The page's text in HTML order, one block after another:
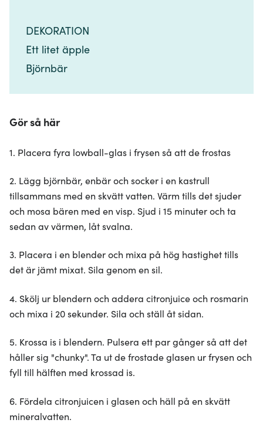
DEKORATION​​​​‌ ‍ ​‍​‍‌‍ ‌ ​‍‌‍‍‌‌‍‌ ‌‍‍‌‌‍ ‍​‍​‍​ ‍‍​‍​‍‌ ​ ‌‍​‌‌‍ ‍‌‍‍‌‌ ‌​‌ ‍‌​‍ ‍‌‍‍‌‌‍ ​‍​‍​‍ ​​‍​‍‌‍‍​‌ ​‍‌‍‌‌‌‍‌‍​‍​‍​ ‍‍​‍​‍‌‍‍​‌ ‌​‌ ‌​‌ ​​‌ ​ ​ ‍‍​‍ ​‍ ‌‍​ ‌‍ ‌‌ ​ ​‍ ‍‌‍​ ‌‍‌‌‌ ​‍‌ ‌‍‌‍‌‌‌ ​‍‌‍​‌​‍ ‍‌ ​ ‌‍‌‌​‍ ‌ ​​‌ ​‍‌‍ ‌‍‌​‌ ‌‌‌‍​ ‌ ‌​‌‍‍‌‌‍ ‌‍ ‍​‍ ‌‍‍‌‌‍ ‍‌ ‌​‌‍‌‌‌‍ ‍‌ ‌​​‍ ‌‍‌‌‌‍‌​‌‍‍‌‌ ‌​​‍ ‌‍ ‌‌‍ ‌‍‌​‌‍‌‌​ ‌‌ ​​‌ ​‍‌‍‌‌‌ ​ ‌‍‌‌‌‍ ‍‌ ‌​‌‍​‌‌ ‌​‌‍‍‌‌‍ ‌‍ ‍​ ‍ ‌‍‍‌‌‍‌​​ ‌​ ‌​​ ​‍​ ‌ ​ ​ ​ ‌‌‌‍​‍​ ‌‌​ ​ ​‍ ‌​ ​‌​ ‍​‌‍​ ​ ‌‌​‍ ‌​ ‌​​ ​‍‌‍​‌‌‍​‍​‍ ‌​ ‍​​ ​‌‌‍​‍‌‍‌‍​‍ ‌‌‍‌‌​ ‌​​ ​ ‌‍​‌​ ​​‌‍​‌​ ​ ‌‍‌‌​ ‌ ​ ‌​‌‍​ ‌‍‌​​ ‍ ‌ ‌​‌ ‍‌‌ ​​‌‍‌‌​ ‌‌ ​​‌‍​‌‌‍‌ ‌‍‌‌​ ‍ ‌ ​​‌‍​‌‌ ‌​‌‍‍​​ ‌‌‍​‍‌‍ ​‌‍ ‌‍​ ‌‍‍ ‌ ​ ​‍‌‌​ ‌‌‌​​‍‌‌ ‌‍‍ ‌‍‌‌‌ ‍‌​‍‌‌​ ​ ‌​‌​​‍‌‌​ ​ ‌​‌​​‍‌‌​ ​‍​ ​‍​ ​​​ ‌​‌‍‌‍​ ‌ ‌‍​ ​ ‌​‌‍​‍‌‍​‍​‍ ‌​ ‍‌‌‍‌‍​ ​‌‌‍‌​​‍ ‌​ ‌​​ ​‌​ ‌‍​ ‍‌​‍ ‌‌‍​‍‌‍‌‍‌‍​‍​ ‍​​‍ ‌​ ‍‌​ ‍‌​ ​‍‌‍​‌​ ‍‌​ ​ ​ ‌​​ ‌‌‌‍‌‌‌‍‌‍‌‍‌​​ ‌​​‍‌‌​ ​‍​ ​‍​‍‌‌​ ‌‌‌​‌​​‍ ‍‌‍​ ‌‍ ‌‍ ​‌ ‌‌‌‍ ‌‌‍ ‍‌ ​ ​‍‌‌​ ‌‌‌​​‍‌‌ ‌‍‍ ‌‍‌‌‌ ‍‌​‍‌‌​ ​ ‌​‌​​‍‌‌​ ​ ‌​‌​​‍‌‌​ ​‍​ ​‍​ ​‍​ ​‌​ ​‍​ ‍​​ ​‍‌‍​‍​ ‌​​ ​ ‌‍​‌​ ‌​​ ​‌​ ​ ​‍‌‌​ ​‍​ ​‍​‍‌‌​ ‌‌‌​‌​​‍ ‍‌‍‍‌‌ ‌​‌‍‌‌‌‍ ‌‌ ​ ​‍‌‌​ ‌‌‌​​‍​ ​‌​ ​​​‍‌‌​ ‌‌‌​‌​​ ‌‍​‍‌‍​‌‌ ​ ‌‍‌‌‌‌‌‌‌ ​‍‌‍ ​​ ‌‌‍‍​‌ ‌​‌ ‌​‌ ​​‌ ​ ​‍‌‌​ ​ ‌​​‌​‍‌‌​ ​‍‌​‌‍​‍‌‌​ ​‍‌​‌‍‌‍​ ‌‍ ‌‌ ​ ​‍ ‍‌‍​ ‌‍‌‌‌ ​‍‌ ‌‍‌‍‌‌‌ ​‍‌‍​‌​‍ ‍‌ ​ ‌‍‌‌​‍‌‍‌‍‍‌‌‍‌​​ ‌​ ‌​​ ​‍​ ‌ ​ ​ ​ ‌‌‌‍​‍​ ‌‌​ ​ ​‍ ‌​ ​‌​ ‍​‌‍​ ​ ‌‌​‍ ‌​ ‌​​ ​‍‌‍​‌‌‍​‍​‍ ‌​ ‍​​ ​‌‌‍​‍‌‍‌‍​‍ ‌‌‍‌‌​ ‌​​ ​ ‌‍​‌​ ​​‌‍​‌​ ​ ‌‍‌‌​ ‌ ​ ‌​‌‍​ ‌‍‌​​‍‌‍‌ ‌​‌ ‍‌‌ ​​‌‍‌‌​ ‌‌ ​​‌‍​‌‌‍‌ ‌‍‌‌​‍‌‍‌ ​​‌‍​‌‌ ‌​‌‍‍​​ ‌‌‍​‍‌‍ ​‌‍ ‌‍​ ‌‍‍ ‌ ​ ​‍‌‌​ ‌‌‌​​‍‌‌ ‌‍‍ ‌‍‌‌‌ ‍‌​‍‌‌​ ​ ‌​‌​​‍‌‌​ ​ ‌​‌​​‍‌‌​ ​‍​ ​‍​ ​​​ ‌​‌‍‌‍​ ‌ ‌‍​ ​ ‌​‌‍​‍‌‍​‍​‍ ‌​ ‍‌‌‍‌‍​ ​‌‌‍‌​​‍ ‌​ ‌​​ ​‌​ ‌‍​ ‍‌​‍ ‌‌‍​‍‌‍‌‍‌‍​‍​ ‍​​‍ ‌​ ‍‌​ ‍‌​ ​‍‌‍​‌​ ‍‌​ ​ ​ ‌​​ ‌‌‌‍‌‌‌‍‌‍‌‍‌​​ ‌​​‍‌‌​ ​‍​ ​‍​‍‌‌​ ‌‌‌​‌​​‍ ‍‌‍​ ‌‍ ‌‍ ​‌ ‌‌‌‍ ‌‌‍ ‍‌ ​ ​‍‌‌​ ‌‌‌​​‍‌‌ ‌‍‍ ‌‍‌‌‌ ‍‌​‍‌‌​ ​ ‌​‌​​‍‌‌​ ​ ‌​‌​​‍‌‌​ ​‍​ ​‍​ ​‍​ ​‌​ ​‍​ ‍​​ ​‍‌‍​‍​ ‌​​ ​ ‌‍​‌​ ‌​​ ​‌​ ​ ​‍‌‌​ ​‍​ ​‍​‍‌‌​ ‌‌‌​‌​​‍ ‍‌‍‍‌‌ ‌​‌‍‌‌‌‍ ‌‌ ​ ​‍‌‌​ ‌‌‌​​‍​ ​‌​ ​​​‍‌‌​ ‌‌‌​‌​​‍‌‍‌ ‌ ‌‍ ‌ ​‍‌‍‍ ‌ ​ ‌ ​​‌‍​‌‌‍​ ‌‍‌‌​ ‌‌ ​​‌ ​‍‌‍ ‌‍‌​‌ ‌‌‌‍​ ‌ ‌​‌‍‍‌‌‍ ‌‍ ‍​‍‌‍‌ ​​‌‍‌‌‌ ​‍‌ ​ ‌ ​​‌‍‌‌‌‍​ ‌ ‌​‌‍‍‌‌ ‌‍‌‍‌‌​ ‌‌ ​​‌ ‌‌‌‍​‍‌‍ ​‌‍‍‌‌ ​ ‌‍‍​‌‍‌‌‌‍‌​​‍​‍‌ ‌
Ett litet äpple​​​​‌ ‍ ​‍​‍‌‍ ‌ ​‍‌‍‍‌‌‍‌ ‌‍‍‌‌‍ ‍​‍​‍​ ‍‍​‍​‍‌ ​ ‌‍​‌‌‍ ‍‌‍‍‌‌ ‌​‌ ‍‌​‍ ‍‌‍‍‌‌‍ ​‍​‍​‍ ​​‍​‍‌‍‍​‌ ​‍‌‍‌‌‌‍‌‍​‍​‍​ ‍‍​‍​‍‌‍‍​‌ ‌​‌ ‌​‌ ​​‌ ​ ​ ‍‍​‍ ​‍ ‌‍​ ‌‍ ‌‌ ​ ​‍ ‍‌‍​ ‌‍‌‌‌ ​‍‌ ‌‍‌‍‌‌‌ ​‍‌‍​‌​‍ ‍‌ ​ ‌‍‌‌​‍ ‌ ​​‌ ​‍‌‍ ‌‍‌​‌ ‌‌‌‍​ ‌ ‌​‌‍‍‌‌‍ ‌‍ ‍​‍ ‌‍‍‌‌‍ ‍‌ ‌​‌‍‌‌‌‍ ‍‌ ‌​​‍ ‌‍‌‌‌‍‌​‌‍‍‌‌ ‌​​‍ ‌‍ ‌‌‍ ‌‍‌​‌‍‌‌​ ‌‌ ​​‌ ​‍‌‍‌‌‌ ​ ‌‍‌‌‌‍ ‍‌ ‌​‌‍​‌‌ ‌​‌‍‍‌‌‍ ‌‍ ‍​ ‍ ‌‍‍‌‌‍‌​​ ‌​ ‌​​ ​‍​ ‌ ​ ​ ​ ‌‌‌‍​‍​ ‌‌​ ​ ​‍ ‌​ ​‌​ ‍​‌‍​ ​ ‌‌​‍ ‌​ ‌​​ ​‍‌‍​‌‌‍​‍​‍ ‌​ ‍​​ ​‌‌‍​‍‌‍‌‍​‍ ‌‌‍‌‌​ ‌​​ ​ ‌‍​‌​ ​​‌‍​‌​ ​ ‌‍‌‌​ ‌ ​ ‌​‌‍​ ‌‍‌​​ ‍ ‌ ‌​‌ ‍‌‌ ​​‌‍‌‌​ ‌‌ ​​‌‍​‌‌‍‌ ‌‍‌‌​ ‍ ‌ ​​‌‍​‌‌ ‌​‌‍‍​​ ‌‌‍​‍‌‍ ​‌‍ ‌‍​ ‌‍‍ ‌ ​ ​‍‌‌​ ‌‌‌​​‍‌‌ ‌‍‍ ‌‍‌‌‌ ‍‌​‍‌‌​ ​ ‌​‌​​‍‌‌​ ​ ‌​‌​​‍‌‌​ ​‍​ ​‍​ ​​​ ‌​‌‍‌‍​ ‌ ‌‍​ ​ ‌​‌‍​‍‌‍​‍​‍ ‌​ ‍‌‌‍‌‍​ ​‌‌‍‌​​‍ ‌​ ‌​​ ​‌​ ‌‍​ ‍‌​‍ ‌‌‍​‍‌‍‌‍‌‍​‍​ ‍​​‍ ‌​ ‍‌​ ‍‌​ ​‍‌‍​‌​ ‍‌​ ​ ​ ‌​​ ‌‌‌‍‌‌‌‍‌‍‌‍‌​​ ‌​​‍‌‌​ ​‍​ ​‍​‍‌‌​ ‌‌‌​‌​​‍ ‍‌‍​ ‌‍ ‌‍ ​‌ ‌‌‌‍ ‌‌‍ ‍‌ ​ ​‍‌‌​ ‌‌‌​​‍‌‌ ‌‍‍ ‌‍‌‌‌ ‍‌​‍‌‌​ ​ ‌​‌​​‍‌‌​ ​ ‌​‌​​‍‌‌​ ​‍​ ​‍​ ​‍​ ​‌​ ​‍​ ‍​​ ​‍‌‍​‍​ ‌​​ ​ ‌‍​‌​ ‌​​ ​‌​ ​ ​‍‌‌​ ​‍​ ​‍​‍‌‌​ ‌‌‌​‌​​‍ ‍‌‍‍‌‌ ‌​‌‍‌‌‌‍ ‌‌ ​ ​‍‌‌​ ‌‌‌​​‍​ ​‌​ ​‌​‍‌‌​ ‌‌‌​‌​​ ‌‍​‍‌‍​‌‌ ​ ‌‍‌‌‌‌‌‌‌ ​‍‌‍ ​​ ‌‌‍‍​‌ ‌​‌ ‌​‌ ​​‌ ​ ​‍‌‌​ ​ ‌​​‌​‍‌‌​ ​‍‌​‌‍​‍‌‌​ ​‍‌​‌‍‌‍​ ‌‍ ‌‌ ​ ​‍ ‍‌‍​ ‌‍‌‌‌ ​‍‌ ‌‍‌‍‌‌‌ ​‍‌‍​‌​‍ ‍‌ ​ ‌‍‌‌​‍‌‍‌‍‍‌‌‍‌​​ ‌​ ‌​​ ​‍​ ‌ ​ ​ ​ ‌‌‌‍​‍​ ‌‌​ ​ ​‍ ‌​ ​‌​ ‍​‌‍​ ​ ‌‌​‍ ‌​ ‌​​ ​‍‌‍​‌‌‍​‍​‍ ‌​ ‍​​ ​‌‌‍​‍‌‍‌‍​‍ ‌‌‍‌‌​ ‌​​ ​ ‌‍​‌​ ​​‌‍​‌​ ​ ‌‍‌‌​ ‌ ​ ‌​‌‍​ ‌‍‌​​‍‌‍‌ ‌​‌ ‍‌‌ ​​‌‍‌‌​ ‌‌ ​​‌‍​‌‌‍‌ ‌‍‌‌​‍‌‍‌ ​​‌‍​‌‌ ‌​‌‍‍​​ ‌‌‍​‍‌‍ ​‌‍ ‌‍​ ‌‍‍ ‌ ​ ​‍‌‌​ ‌‌‌​​‍‌‌ ‌‍‍ ‌‍‌‌‌ ‍‌​‍‌‌​ ​ ‌​‌​​‍‌‌​ ​ ‌​‌​​‍‌‌​ ​‍​ ​‍​ ​​​ ‌​‌‍‌‍​ ‌ ‌‍​ ​ ‌​‌‍​‍‌‍​‍​‍ ‌​ ‍‌‌‍‌‍​ ​‌‌‍‌​​‍ ‌​ ‌​​ ​‌​ ‌‍​ ‍‌​‍ ‌‌‍​‍‌‍‌‍‌‍​‍​ ‍​​‍ ‌​ ‍‌​ ‍‌​ ​‍‌‍​‌​ ‍‌​ ​ ​ ‌​​ ‌‌‌‍‌‌‌‍‌‍‌‍‌​​ ‌​​‍‌‌​ ​‍​ ​‍​‍‌‌​ ‌‌‌​‌​​‍ ‍‌‍​ ‌‍ ‌‍ ​‌ ‌‌‌‍ ‌‌‍ ‍‌ ​ ​‍‌‌​ ‌‌‌​​‍‌‌ ‌‍‍ ‌‍‌‌‌ ‍‌​‍‌‌​ ​ ‌​‌​​‍‌‌​ ​ ‌​‌​​‍‌‌​ ​‍​ ​‍​ ​‍​ ​‌​ ​‍​ ‍​​ ​‍‌‍​‍​ ‌​​ ​ ‌‍​‌​ ‌​​ ​‌​ ​ ​‍‌‌​ ​‍​ ​‍​‍‌‌​ ‌‌‌​‌​​‍ ‍‌‍‍‌‌ ‌​‌‍‌‌‌‍ ‌‌ ​ ​‍‌‌​ ‌‌‌​​‍​ ​‌​ ​‌​‍‌‌​ ‌‌‌​‌​​‍‌‍‌ ‌ ‌‍ ‌ ​‍‌‍‍ ‌ ​ ‌ ​​‌‍​‌‌‍​ ‌‍‌‌​ ‌‌ ​​‌ ​‍‌‍ ‌‍‌​‌ ‌‌‌‍​ ‌ ‌​‌‍‍‌‌‍ ‌‍ ‍​‍‌‍‌ ​​‌‍‌‌‌ ​‍‌ ​ ‌ ​​‌‍‌‌‌‍​ ‌ ‌​‌‍‍‌‌ ‌‍‌‍‌‌​ ‌‌ ​​‌ ‌‌‌‍​‍‌‍ ​‌‍‍‌‌ ​ ‌‍‍​‌‍‌‌‌‍‌​​‍​‍‌ ‌
Björnbär​​​​‌ ‍ ​‍​‍‌‍ ‌ ​‍‌‍‍‌‌‍‌ ‌‍‍‌‌‍ ‍​‍​‍​ ‍‍​‍​‍‌ ​ ‌‍​‌‌‍ ‍‌‍‍‌‌ ‌​‌ ‍‌​‍ ‍‌‍‍‌‌‍ ​‍​‍​‍ ​​‍​‍‌‍‍​‌ ​‍‌‍‌‌‌‍‌‍​‍​‍​ ‍‍​‍​‍‌‍‍​‌ ‌​‌ ‌​‌ ​​‌ ​ ​ ‍‍​‍ ​‍ ‌‍​ ‌‍ ‌‌ ​ ​‍ ‍‌‍​ ‌‍‌‌‌ ​‍‌ ‌‍‌‍‌‌‌ ​‍‌‍​‌​‍ ‍‌ ​ ‌‍‌‌​‍ ‌ ​​‌ ​‍‌‍ ‌‍‌​‌ ‌‌‌‍​ ‌ ‌​‌‍‍‌‌‍ ‌‍ ‍​‍ ‌‍‍‌‌‍ ‍‌ ‌​‌‍‌‌‌‍ ‍‌ ‌​​‍ ‌‍‌‌‌‍‌​‌‍‍‌‌ ‌​​‍ ‌‍ ‌‌‍ ‌‍‌​‌‍‌‌​ ‌‌ ​​‌ ​‍‌‍‌‌‌ ​ ‌‍‌‌‌‍ ‍‌ ‌​‌‍​‌‌ ‌​‌‍‍‌‌‍ ‌‍ ‍​ ‍ ‌‍‍‌‌‍‌​​ ‌​ ‌​​ ​‍​ ‌ ​ ​ ​ ‌‌‌‍​‍​ ‌‌​ ​ ​‍ ‌​ ​‌​ ‍​‌‍​ ​ ‌‌​‍ ‌​ ‌​​ ​‍‌‍​‌‌‍​‍​‍ ‌​ ‍​​ ​‌‌‍​‍‌‍‌‍​‍ ‌‌‍‌‌​ ‌​​ ​ ‌‍​‌​ ​​‌‍​‌​ ​ ‌‍‌‌​ ‌ ​ ‌​‌‍​ ‌‍‌​​ ‍ ‌ ‌​‌ ‍‌‌ ​​‌‍‌‌​ ‌‌ ​​‌‍​‌‌‍‌ ‌‍‌‌​ ‍ ‌ ​​‌‍​‌‌ ‌​‌‍‍​​ ‌‌‍​‍‌‍ ​‌‍ ‌‍​ ‌‍‍ ‌ ​ ​‍‌‌​ ‌‌‌​​‍‌‌ ‌‍‍ ‌‍‌‌‌ ‍‌​‍‌‌​ ​ ‌​‌​​‍‌‌​ ​ ‌​‌​​‍‌‌​ ​‍​ ​‍​ ​​​ ‌​‌‍‌‍​ ‌ ‌‍​ ​ ‌​‌‍​‍‌‍​‍​‍ ‌​ ‍‌‌‍‌‍​ ​‌‌‍‌​​‍ ‌​ ‌​​ ​‌​ ‌‍​ ‍‌​‍ ‌‌‍​‍‌‍‌‍‌‍​‍​ ‍​​‍ ‌​ ‍‌​ ‍‌​ ​‍‌‍​‌​ ‍‌​ ​ ​ ‌​​ ‌‌‌‍‌‌‌‍‌‍‌‍‌​​ ‌​​‍‌‌​ ​‍​ ​‍​‍‌‌​ ‌‌‌​‌​​‍ ‍‌‍​ ‌‍ ‌‍ ​‌ ‌‌‌‍ ‌‌‍ ‍‌ ​ ​‍‌‌​ ‌‌‌​​‍‌‌ ‌‍‍ ‌‍‌‌‌ ‍‌​‍‌‌​ ​ ‌​‌​​‍‌‌​ ​ ‌​‌​​‍‌‌​ ​‍​ ​‍​ ​‍​ ​‌​ ​‍​ ‍​​ ​‍‌‍​‍​ ‌​​ ​ ‌‍​‌​ ‌​​ ​‌​ ​ ​‍‌‌​ ​‍​ ​‍​‍‌‌​ ‌‌‌​‌​​‍ ‍‌‍‍‌‌ ‌​‌‍‌‌‌‍ ‌‌ ​ ​‍‌‌​ ‌‌‌​​‍​ ​‌​ ​‍​‍‌‌​ ‌‌‌​‌​​ ‌‍​‍‌‍​‌‌ ​ ‌‍‌‌‌‌‌‌‌ ​‍‌‍ ​​ ‌‌‍‍​‌ ‌​‌ ‌​‌ ​​‌ ​ ​‍‌‌​ ​ ‌​​‌​‍‌‌​ ​‍‌​‌‍​‍‌‌​ ​‍‌​‌‍‌‍​ ‌‍ ‌‌ ​ ​‍ ‍‌‍​ ‌‍‌‌‌ ​‍‌ ‌‍‌‍‌‌‌ ​‍‌‍​‌​‍ ‍‌ ​ ‌‍‌‌​‍‌‍‌‍‍‌‌‍‌​​ ‌​ ‌​​ ​‍​ ‌ ​ ​ ​ ‌‌‌‍​‍​ ‌‌​ ​ ​‍ ‌​ ​‌​ ‍​‌‍​ ​ ‌‌​‍ ‌​ ‌​​ ​‍‌‍​‌‌‍​‍​‍ ‌​ ‍​​ ​‌‌‍​‍‌‍‌‍​‍ ‌‌‍‌‌​ ‌​​ ​ ‌‍​‌​ ​​‌‍​‌​ ​ ‌‍‌‌​ ‌ ​ ‌​‌‍​ ‌‍‌​​‍‌‍‌ ‌​‌ ‍‌‌ ​​‌‍‌‌​ ‌‌ ​​‌‍​‌‌‍‌ ‌‍‌‌​‍‌‍‌ ​​‌‍​‌‌ ‌​‌‍‍​​ ‌‌‍​‍‌‍ ​‌‍ ‌‍​ ‌‍‍ ‌ ​ ​‍‌‌​ ‌‌‌​​‍‌‌ ‌‍‍ ‌‍‌‌‌ ‍‌​‍‌‌​ ​ ‌​‌​​‍‌‌​ ​ ‌​‌​​‍‌‌​ ​‍​ ​‍​ ​​​ ‌​‌‍‌‍​ ‌ ‌‍​ ​ ‌​‌‍​‍‌‍​‍​‍ ‌​ ‍‌‌‍‌‍​ ​‌‌‍‌​​‍ ‌​ ‌​​ ​‌​ ‌‍​ ‍‌​‍ ‌‌‍​‍‌‍‌‍‌‍​‍​ ‍​​‍ ‌​ ‍‌​ ‍‌​ ​‍‌‍​‌​ ‍‌​ ​ ​ ‌​​ ‌‌‌‍‌‌‌‍‌‍‌‍‌​​ ‌​​‍‌‌​ ​‍​ ​‍​‍‌‌​ ‌‌‌​‌​​‍ ‍‌‍​ ‌‍ ‌‍ ​‌ ‌‌‌‍ ‌‌‍ ‍‌ ​ ​‍‌‌​ ‌‌‌​​‍‌‌ ‌‍‍ ‌‍‌‌‌ ‍‌​‍‌‌​ ​ ‌​‌​​‍‌‌​ ​ ‌​‌​​‍‌‌​ ​‍​ ​‍​ ​‍​ ​‌​ ​‍​ ‍​​ ​‍‌‍​‍​ ‌​​ ​ ‌‍​‌​ ‌​​ ​‌​ ​ ​‍‌‌​ ​‍​ ​‍​‍‌‌​ ‌‌‌​‌​​‍ ‍‌‍‍‌‌ ‌​‌‍‌‌‌‍ ‌‌ ​ ​‍‌‌​ ‌‌‌​​‍​ ​‌​ ​‍​‍‌‌​ ‌‌‌​‌​​‍‌‍‌ ‌ ‌‍ ‌ ​‍‌‍‍ ‌ ​ ‌ ​​‌‍​‌‌‍​ ‌‍‌‌​ ‌‌ ​​‌ ​‍‌‍ ‌‍‌​‌ ‌‌‌‍​ ‌ ‌​‌‍‍‌‌‍ ‌‍ ‍​‍‌‍‌ ​​‌‍‌‌‌ ​‍‌ ​ ‌ ​​‌‍‌‌‌‍​ ‌ ‌​‌‍‍‌‌ ‌‍‌‍‌‌​ ‌‌ ​​‌ ‌‌‌‍​‍‌‍ ​‌‍‍‌‌ ​ ‌‍‍​‌‍‌‌‌‍‌​​‍​‍‌ ‌
Gör så här
1. Placera fyra lowball-glas i frysen så att de frostas
2. Lägg björnbär, enbär och socker i en kastrull
tillsammans med en skvätt vatten. Värm tills det sjuder
och mosa bären med en visp. Sjud i 15 minuter och ta
sedan av värmen, låt svalna.
3. Placera i en blender och mixa på hög hastighet tills
det är jämt mixat. Sila genom en sil.
4. Skölj ur blendern och addera citronjuice och rosmarin
och mixa i 20 sekunder. Sila och ställ åt sidan.
5. Krossa is i blendern. Pulsera ett par gånger så att det
håller sig "chunky". Ta ut de frostade glasen ur frysen och
fyll till hälften med krossad is.
6. Fördela citronjuicen i glasen och häll på en skvätt
mineralvatten.